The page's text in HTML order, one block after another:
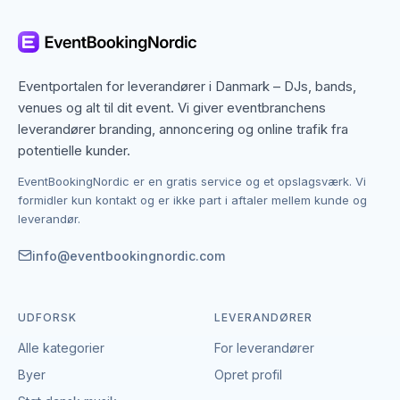
Herning, men også specialister fra nabobyer, der
hvis du har en bestemt stil, et bestemt budget eller en
speciel ramme i tankerne.
Kontakten foregår altid direkte mellem dig og den
en åben portal – vi tager hverken gebyr eller
provision, og du laver aftalen på egne vilkår. Det
leverancen og indgå en aftale, der passer til både
Eventportalen for leverandører i Danmark – DJs, bands,
venues og alt til dit event. Vi giver eventbranchens
leverandører branding, annoncering og online trafik fra
potentielle kunder.
EventBookingNordic er en gratis service og et opslagsværk. Vi
formidler kun kontakt og er ikke part i aftaler mellem kunde og
leverandør.
info@eventbookingnordic.com
UDFORSK
Alle kategorier
Byer
LEVERANDØRER
For leverandører
Opret profil